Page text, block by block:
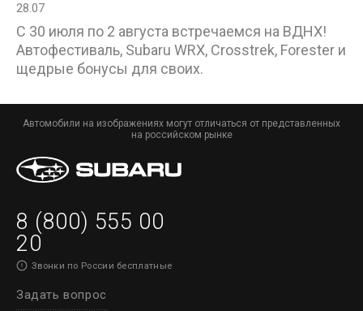
28.07
С 30 июля по 2 августа встречаемся на ВДНХ!
Автофестиваль, Subaru WRX, Crosstrek, Forester и
щедрые бонусы для своих.
Автомобили на изображениях могут отличаться от представленных
на российском рынке
8 (800) 555 00
20
Звонки по России бесплатные
Задать вопрос